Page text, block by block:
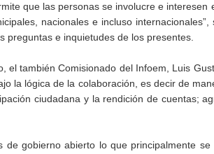
que las personas se involucre e
nacionales e incluso
preguntas e inquietudes de los presentes.
el también Comisionado del Infoem, Luis
la lógica de la colaboración, es decir de
ciudadana y la rendición de cuentas;
de gobierno abierto lo que principalmente